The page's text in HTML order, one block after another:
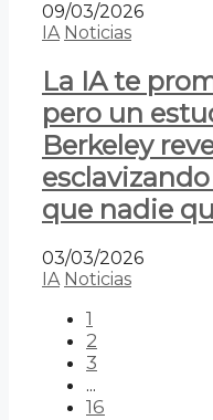
09/03/2026
IA Noticias
La IA te
pero un
Berkeley
que nadie
03/03/2026
IA Noticias
1
2
3
...
16